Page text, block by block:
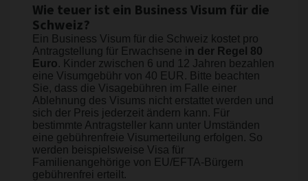
Wie teuer ist ein Business Visum für die
Schweiz?
Ein Business Visum für die Schweiz kostet pro
Antragstellung für Erwachsene in der Regel 80
Euro. Kinder zwischen 6 und 12 Jahren bezahlen
eine Visumgebühr von 40 EUR. Bitte beachten
Sie, dass die Visagebühren im Falle einer
Ablehnung des Visums nicht erstattet werden und
sich der Preis jederzeit ändern kann. Für
bestimmte Antragsteller kann unter Umständen
eine gebührenfreie Visumerteilung erfolgen. So
werden beispielsweise Visa für
Familienangehörige von EU/EFTA-Bürgern
gebührenfrei erteilt.